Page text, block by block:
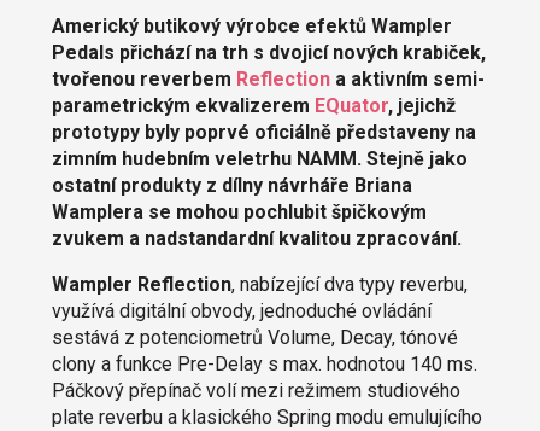
Americký butikový výrobce efektů Wampler
Pedals přichází na trh s dvojicí nových krabiček,
tvořenou reverbem Reflectiona aktivním semi-
parametrickým ekvalizerem EQuator, jejichž
prototypy byly poprvé oficiálně představeny na
zimním hudebním veletrhu NAMM. Stejně jako
ostatní produkty z dílny návrháře Briana
Wamplera se mohou pochlubit špičkovým
zvukem a nadstandardní kvalitou zpracování.
Wampler Reflection, nabízející dva typy reverbu,
využívá digitální obvody, jednoduché ovládání
sestává z potenciometrů Volume, Decay, tónové
clony a funkce Pre-Delay s max. hodnotou 140 ms.
Páčkový přepínač volí mezi režimem studiového
plate reverbu a klasického Spring modu emulujícího